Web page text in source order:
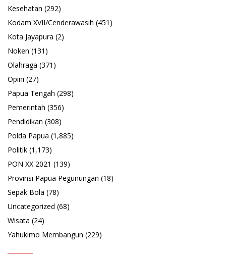
Kesehatan (292)
Kodam XVII/Cenderawasih (451)
Kota Jayapura (2)
Noken (131)
Olahraga (371)
Opini (27)
Papua Tengah (298)
Pemerintah (356)
Pendidikan (308)
Polda Papua (1,885)
Politik (1,173)
PON XX 2021 (139)
Provinsi Papua Pegunungan (18)
Sepak Bola (78)
Uncategorized (68)
Wisata (24)
Yahukimo Membangun (229)